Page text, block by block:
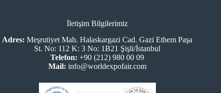
İletişim Bilgilerimiz
Adres: Meşrutiyet Mah. Halaskargazi Cad. Gazi Ethem Paşa
St. No: 112 K: 3 No: 1B21 Şişli/İstanbul
Telefon: +90 (212) 980 00 09
Mail: info@worldexpofair.com